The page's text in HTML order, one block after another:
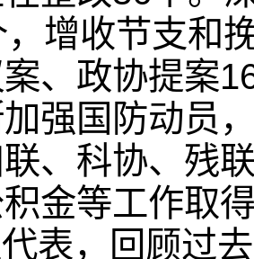
，增收节支和
、政协提案
强国防动员
、科协、残
金等工作取
表，回顾过